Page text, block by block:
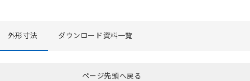
外形寸法 ダウンロード資料一覧
ページ先頭へ戻る